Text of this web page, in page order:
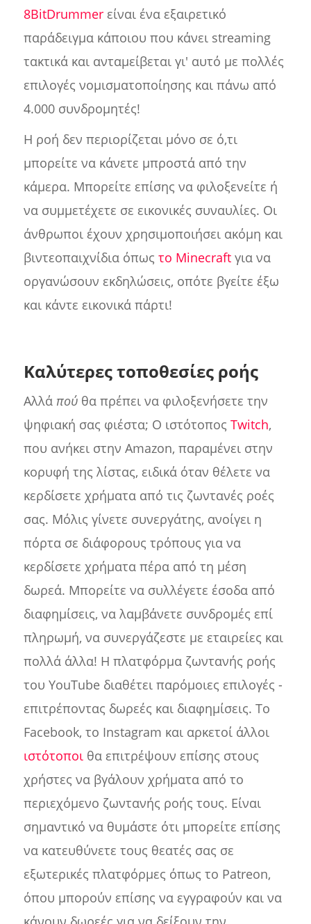
8BitDrummerείναι ένα εξαιρετικό
παράδειγμα κάποιου που κάνει streaming
τακτικά και ανταμείβεται γι' αυτό με πολλές
επιλογές νομισματοποίησης και πάνω από
4.000 συνδρομητές!
Η ροή δεν περιορίζεται μόνο σε ό,τι
μπορείτε να κάνετε μπροστά από την
κάμερα. Μπορείτε επίσης να φιλοξενείτε ή
να συμμετέχετε σε εικονικές συναυλίες. Οι
άνθρωποι έχουν χρησιμοποιήσει ακόμη και
βιντεοπαιχνίδια όπως το Minecraftγια να
οργανώσουν εκδηλώσεις, οπότε βγείτε έξω
και κάντε εικονικά πάρτι!
Καλύτερες τοποθεσίες ροής
Αλλά πούθα πρέπει να φιλοξενήσετε την
ψηφιακή σας φιέστα; Ο ιστότοπος Twitch,
που ανήκει στην Amazon, παραμένει στην
κορυφή της λίστας, ειδικά όταν θέλετε να
κερδίσετε χρήματα από τις ζωντανές ροές
σας. Μόλις γίνετε συνεργάτης, ανοίγει η
πόρτα σε διάφορους τρόπους για να
κερδίσετε χρήματα πέρα από τη μέση
δωρεά. Μπορείτε να συλλέγετε έσοδα από
διαφημίσεις, να λαμβάνετε συνδρομές επί
πληρωμή, να συνεργάζεστε με εταιρείες και
πολλά άλλα! Η πλατφόρμα ζωντανής ροής
του YouTube διαθέτει παρόμοιες επιλογές -
επιτρέποντας δωρεές και διαφημίσεις. Το
Facebook, το Instagram και αρκετοί άλλοι
ιστότοποιθα επιτρέψουν επίσης στους
χρήστες να βγάλουν χρήματα από το
περιεχόμενο ζωντανής ροής τους. Είναι
σημαντικό να θυμάστε ότι μπορείτε επίσης
να κατευθύνετε τους θεατές σας σε
εξωτερικές πλατφόρμες όπως το Patreon,
όπου μπορούν επίσης να εγγραφούν και να